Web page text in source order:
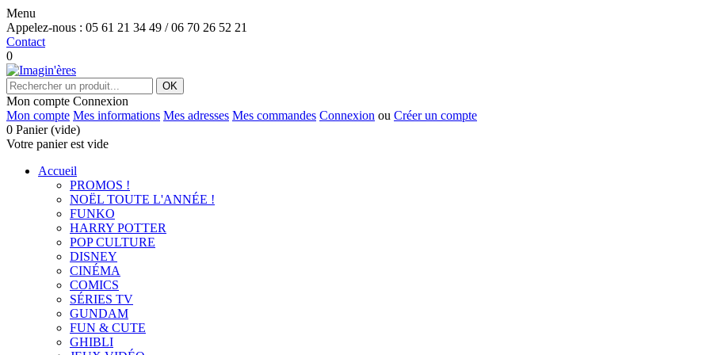
Menu
Appelez-nous : 05 61 21 34 49 / 06 70 26 52 21
Contact
0
OK
Mon compte Connexion
Mon compte Mes informations Mes adresses Mes commandes Connexion ou Créer un compte
0 Panier (vide)
Votre panier est vide
Accueil
PROMOS !
NOËL TOUTE L'ANNÉE !
FUNKO
HARRY POTTER
POP CULTURE
DISNEY
CINÉMA
COMICS
SÉRIES TV
GUNDAM
FUN & CUTE
GHIBLI